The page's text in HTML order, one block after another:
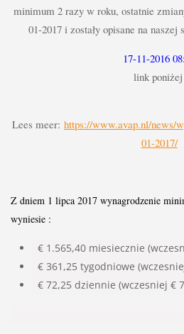
minimum 2 razy w roku, ostatnie
01-2017 i zostały opisane na
17-11-2016
link
Lees meer: https://www.avap.nl/news/
01-2017/
Z dniem 1 lipca 2017 wynagrodzenie
wyniesie :
€ 1.565,40 miesiecznie
€ 361,25 tygodniowe
€ 72,25 dziennie (wczesniej €